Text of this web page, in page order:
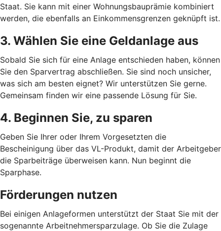
Staat. Sie kann mit einer Wohnungsbauprämie kombiniert
werden, die ebenfalls an Einkommensgrenzen geknüpft ist.
3. Wählen Sie eine Geldanlage aus
Sobald Sie sich für eine Anlage entschieden haben, können
Sie den Sparvertrag abschließen. Sie sind noch unsicher,
was sich am besten eignet? Wir unterstützen Sie gerne.
Gemeinsam finden wir eine passende Lösung für Sie.
4. Beginnen Sie, zu sparen
Geben Sie Ihrer oder Ihrem Vorgesetzten die
Bescheinigung über das VL-Produkt, damit der Arbeitgeber
die Sparbeiträge überweisen kann. Nun beginnt die
Sparphase.
Förderungen nutzen
Bei einigen Anlageformen unterstützt der Staat Sie mit der
sogenannte Arbeitnehmersparzulage. Ob Sie die Zulage